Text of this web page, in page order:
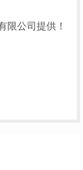
限公司提供！